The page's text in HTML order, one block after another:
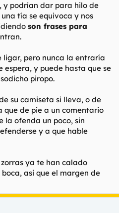
y podrían dar para hilo de
tía se equivoca y nos
son frases para
ligar, pero nunca la entraría
espera, y puede hasta que se
piropo.
su camiseta si lleva, o de
de pie a un comentario
la ofenda un poco, sin
y a que hable
ya te han calado
asi que el margen de